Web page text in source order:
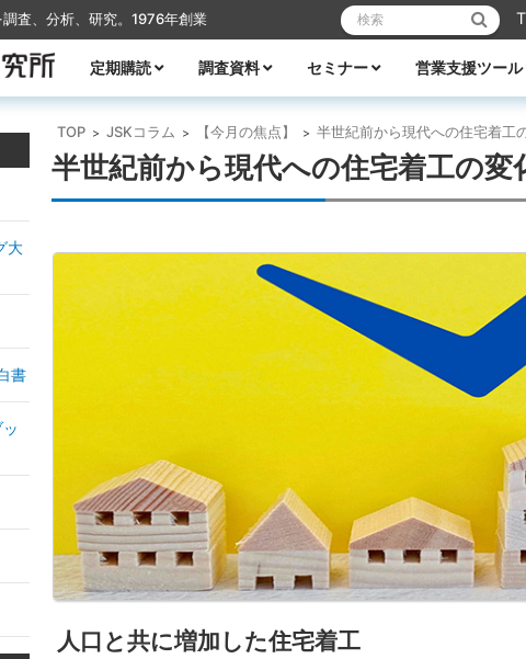
査、分析、研究。1976年創業 検索:
定期購読
調査資料 セミナー 営業支援ツール
TOP > JSKコラム > 【今月の焦点】 > 半世紀前から現代への住宅着工
半世紀前から現代への住宅着工の変
人口と共に増加した住宅着工
大
書